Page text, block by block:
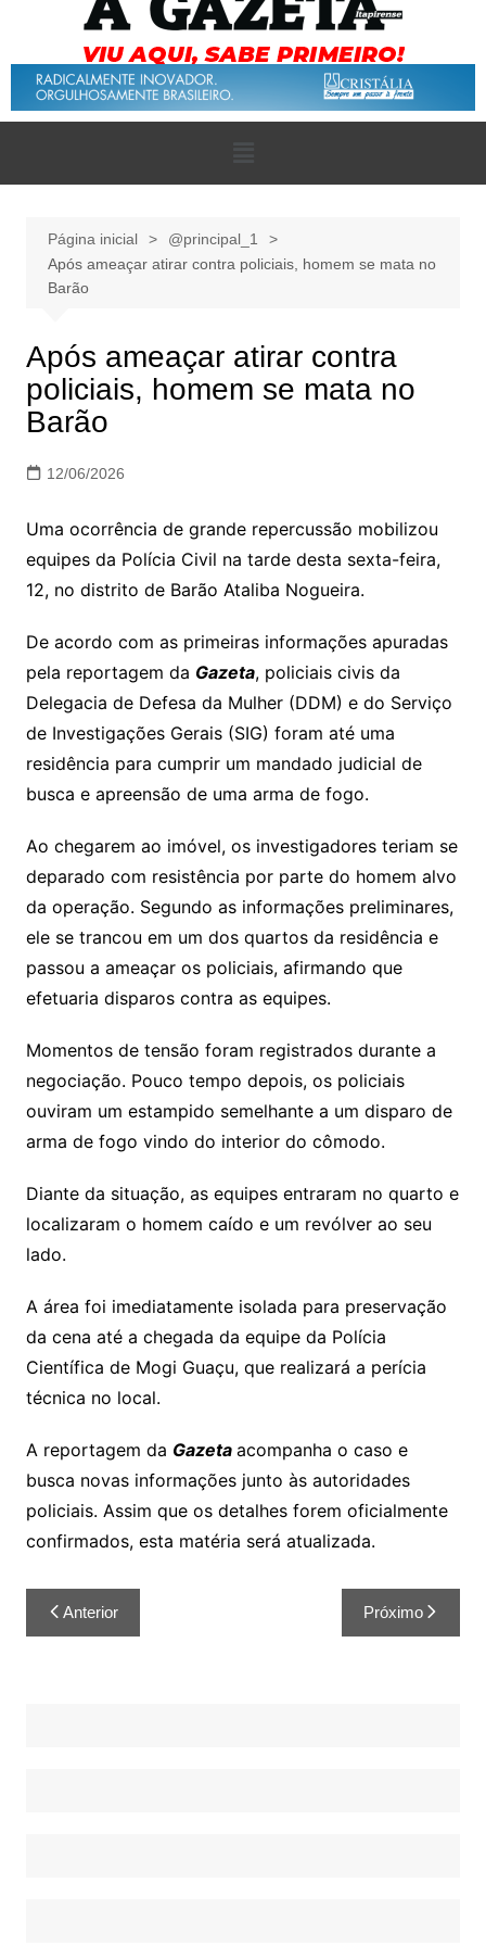
Página inicial
@principal_1
Após ameaçar atirar contra policiais, homem se mata no
Barão
Após ameaçar atirar contra
policiais, homem se mata no
Barão
12/06/2026
Uma ocorrência de grande repercussão mobilizou
equipes da Polícia Civil na tarde desta sexta-feira,
12, no distrito de Barão Ataliba Nogueira.
De acordo com as primeiras informações apuradas
pela reportagem da Gazeta, policiais civis da
Delegacia de Defesa da Mulher (DDM) e do Serviço
de Investigações Gerais (SIG) foram até uma
residência para cumprir um mandado judicial de
busca e apreensão de uma arma de fogo.
Ao chegarem ao imóvel, os investigadores teriam se
deparado com resistência por parte do homem alvo
da operação. Segundo as informações preliminares,
ele se trancou em um dos quartos da residência e
passou a ameaçar os policiais, afirmando que
efetuaria disparos contra as equipes.
Momentos de tensão foram registrados durante a
negociação. Pouco tempo depois, os policiais
ouviram um estampido semelhante a um disparo de
arma de fogo vindo do interior do cômodo.
Diante da situação, as equipes entraram no quarto e
localizaram o homem caído e um revólver ao seu
lado.
A área foi imediatamente isolada para preservação
da cena até a chegada da equipe da Polícia
Científica de Mogi Guaçu, que realizará a perícia
técnica no local.
A reportagem da Gazeta acompanha o caso e
busca novas informações junto às autoridades
policiais. Assim que os detalhes forem oficialmente
confirmados, esta matéria será atualizada.
Anterior Próximo